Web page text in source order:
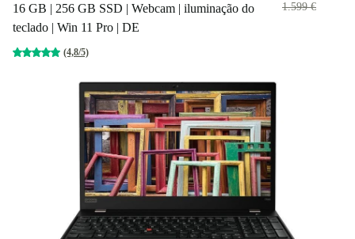
16 GB | 256 GB SSD | Webcam | iluminação do
teclado | Win 11 Pro | DE
(4,8/5)
1.599 €